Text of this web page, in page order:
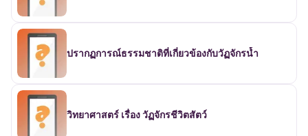
ปรากฏการณ์ธรรมชาติที่เกี่ยวข้องกับวัฏจักรน้ำ
วิทยาศาสตร์ เรื่อง วัฏจักรชีวิตสัตว์